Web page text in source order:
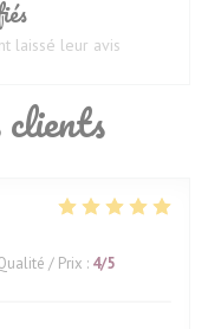
clients
/ Prix : 4/5
laissé leur avis